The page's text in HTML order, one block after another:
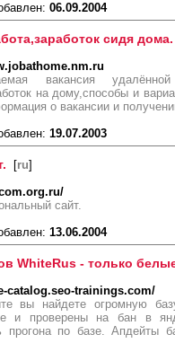
06.09.2004
сидя дома.
вакансия
на дому,способы и
о вакансии и
19.07.2003
[ru]
сайт.
13.06.2004
WhiteRus - только
catalog.seo-trainings.com/
вы найдете огромную
и проверены на бан в
прогона по базе. Апдейты